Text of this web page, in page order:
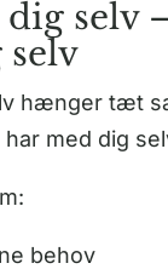
selv
selv
hænger tæt
med dig
behov